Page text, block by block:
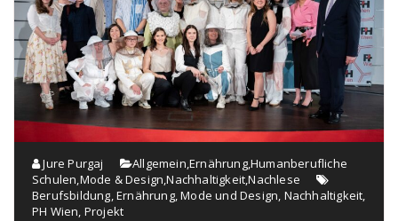
Jure Purgaj Allgemein,Ernährung,Humanberufliche
Schulen,Mode & Design,Nachhaltigkeit,Nachlese
Berufsbildung,Ernährung,Mode und Design, Nachhaltigkeit,
PH Wien, Projekt